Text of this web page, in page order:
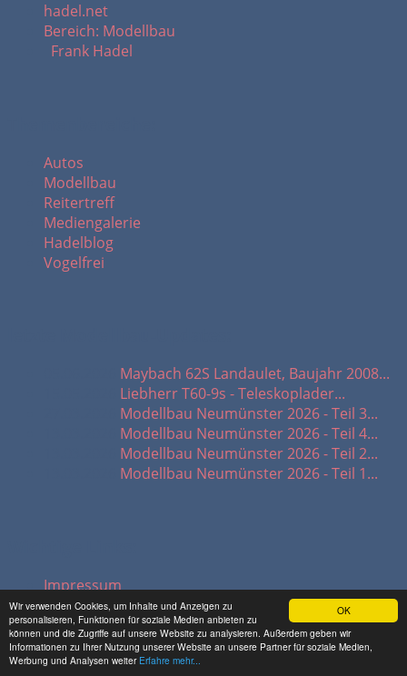
OK
Wir verwenden Cookies, um Inhalte und Anzeigen zu
personalisieren, Funktionen für soziale Medien anbieten zu
können und die Zugriffe auf unsere Website zu analysieren. Außerdem geben wir
Informationen zu Ihrer Nutzung unserer Website an unsere Partner für soziale Medien,
Werbung und Analysen weiter Erfahre mehr...
hadel.net
Bereich: Modellbau
Frank Hadel
Autos
Modellbau
Reitertreff
Mediengalerie
Hadelblog
Vogelfrei
Maybach 62S Landaulet, Baujahr 2008...
Liebherr T60-9s - Teleskoplader...
Modellbau Neumünster 2026 - Teil 3...
Modellbau Neumünster 2026 - Teil 4...
Modellbau Neumünster 2026 - Teil 2...
Modellbau Neumünster 2026 - Teil 1...
Impressum
Datenschutz
Presse-Archiv